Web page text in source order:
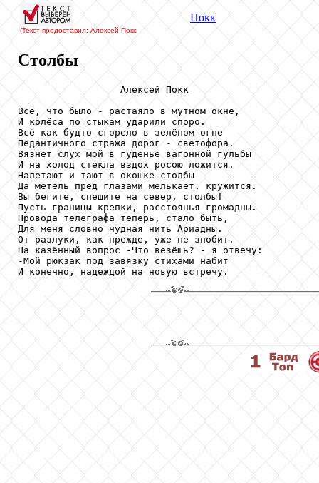
(Текст предоставил: Алексей Покк
Покк
Столбы
                  Алексей Покк
Всё, что было - растаяло в мутном окне,
И колёса по стыкам ударили споро.
Всё как будто сгорело в зелёном огне
Педантичного стража дорог - светофора.
Вязнет слух мой в гуденье вагонной гульбы
И на холод стекла вздох росою ложится.
Налетают и тают в окошке столбы
Да метель пред глазами мелькает, кружится.
Вы бегите, спешите на север, столбы!
Пусть границы крепки, расстоянья громадны.
Провода телеграфа теперь, стало быть,
Для меня словно чудная нить Ариадны.
От разлуки, как прежде, уже не знобит.
На казённый вопрос -Что везёшь? - я отвечу:
-Мой рюкзак под завязку стихами набит
И конечно, надеждой на новую встречу.